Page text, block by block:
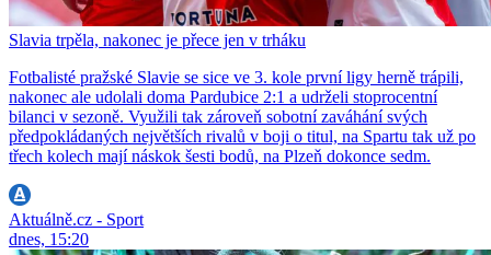
Slavia trpěla, nakonec je přece jen v trháku
Fotbalisté pražské Slavie se sice ve 3. kole první ligy herně trápili,
nakonec ale udolali doma Pardubice 2:1 a udrželi stoprocentní
bilanci v sezoně. Využili tak zároveň sobotní zaváhání svých
předpokládaných největších rivalů v boji o titul, na Spartu tak už po
třech kolech mají náskok šesti bodů, na Plzeň dokonce sedm.
Aktuálně.cz - Sport
dnes, 15:20